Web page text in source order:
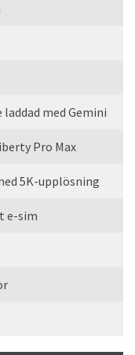
med Gemini
Pro Max
5K-upplösning
e-sim